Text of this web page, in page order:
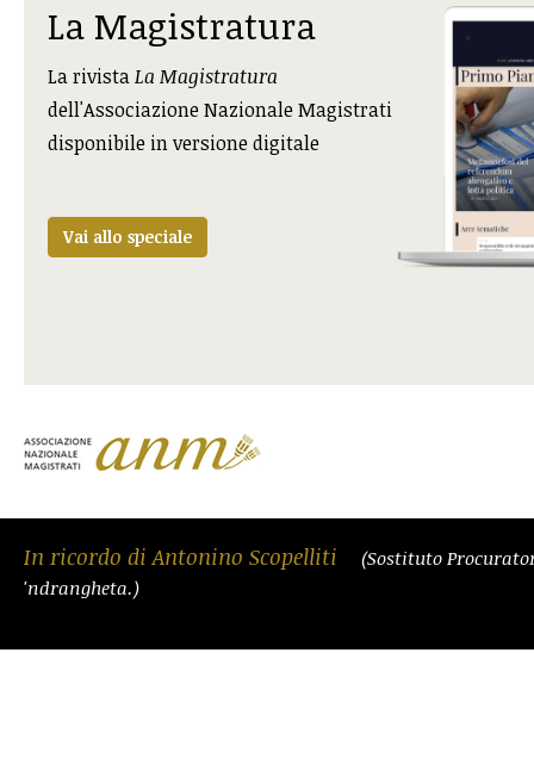
La Magistratura
La rivistaLa Magistratura
dell'Associazione Nazionale Magistrati
disponibile in versione digitale
Vai allo speciale
In ricordo di Antonino Scopelliti
(Sostituto
'ndrangheta.)